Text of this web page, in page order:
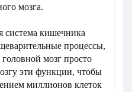
мозга.
система кишечника
процессы,
мозг просто
эти функции, чтобы
миллионов клеток